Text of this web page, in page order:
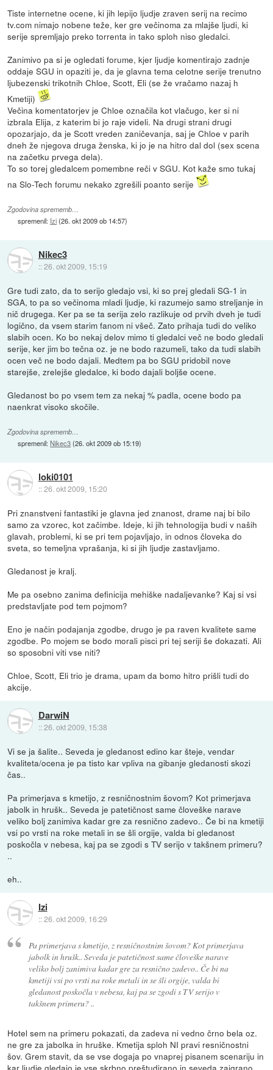
Tiste internetne ocene, ki jih lepijo ljudje zraven serij na recimo
tv.com nimajo nobene teže, ker gre večinoma za mlajše ljudi, ki
serije spremljajo preko torrenta in tako sploh niso gledalci.
Zanimivo pa si je ogledati forume, kjer ljudje komentirajo zadnje
oddaje SGU in opaziti je, da je glavna tema celotne serije trenutno
ljubezenski trikotnih Chloe, Scott, Eli (se že vračamo nazaj h
Kmetiji)
Večina komentatorjev je Chloe označila kot vlačugo, ker si ni
izbrala Elija, z katerim bi jo raje videli. Na drugi strani drugi
opozarjajo, da je Scott vreden zaničevanja, saj je Chloe v parih
dneh že njegova druga ženska, ki jo je na hitro dal dol (sex scena
na začetku prvega dela).
To so torej gledalcem pomembne reči v SGU. Kot kaže smo tukaj
na Slo-Tech forumu nekako zgrešili poanto serije
Zgodovina sprememb…
spremenil: Izi(26. okt 2009 ob 14:57)
Nikec3
::26. okt 2009, 15:19
Gre tudi zato, da to serijo gledajo vsi, ki so prej gledali SG-1 in
SGA, to pa so večinoma mladi ljudje, ki razumejo samo streljanje in
nič drugega. Ker pa se ta serija zelo razlikuje od prvih dveh je tudi
logično, da vsem starim fanom ni všeč. Zato prihaja tudi do veliko
slabih ocen. Ko bo nekaj delov mimo ti gledalci več ne bodo gledali
serije, ker jim bo tečna oz. je ne bodo razumeli, tako da tudi slabih
ocen več ne bodo dajali. Medtem pa bo SGU pridobil nove
starejše, zrelejše gledalce, ki bodo dajali boljše ocene.
Gledanost bo po vsem tem za nekaj % padla, ocene bodo pa
naenkrat visoko skočile.
Zgodovina sprememb…
spremenil:Nikec3(26. okt 2009 ob 15:19)
loki0101
::26. okt 2009, 15:20
Pri znanstveni fantastiki je glavna jed znanost, drame naj bi bilo
samo za vzorec, kot začimbe. Ideje, ki jih tehnologija budi v naših
glavah, problemi, ki se pri tem pojavljajo, in odnos človeka do
sveta, so temeljna vprašanja, ki si jih ljudje zastavljamo.
Gledanost je kralj.
Me pa osebno zanima definicija mehiške nadaljevanke? Kaj si vsi
predstavljate pod tem pojmom?
Eno je način podajanja zgodbe, drugo je pa raven kvalitete same
zgodbe. Po mojem se bodo morali pisci pri tej seriji še dokazati. Ali
so sposobni viti vse niti?
Chloe, Scott, Eli trio je drama, upam da bomo hitro prišli tudi do
akcije.
DarwiN
::26. okt 2009, 15:38
Vi se ja šalite.. Seveda je gledanost edino kar šteje, vendar
kvaliteta/ocena je pa tisto kar vpliva na gibanje gledanosti skozi
čas..
Pa primerjava s kmetijo, z resničnostnim šovom? Kot primerjava
jabolk in hrušk.. Seveda je patetičnost same človeške narave
veliko bolj zanimiva kadar gre za resnično zadevo.. Če bi na kmetiji
vsi po vrsti na roke metali in se šli orgije, valda bi gledanost
poskočla v nebesa, kaj pa se zgodi s TV serijo v takšnem primeru?
..
eh..
Izi
::26. okt 2009, 16:29
Pa primerjava s kmetijo, z resničnostnim šovom? Kot primerjava
jabolk in hrušk.. Seveda je patetičnost same človeške narave
veliko bolj zanimiva kadar gre za resnično zadevo.. Če bi na
kmetiji vsi po vrsti na roke metali in se šli orgije, valda bi
gledanost poskočla v nebesa, kaj pa se zgodi s TV serijo v
takšnem primeru? ..
Hotel sem na primeru pokazati, da zadeva ni vedno črno bela oz.
ne gre za jabolka in hruške. Kmetija sploh NI pravi resničnostni
šov. Grem stavit, da se vse dogaja po vnaprej pisanem scenariju in